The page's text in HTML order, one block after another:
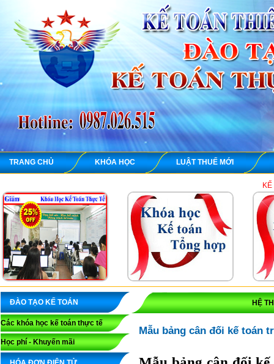
TRANG CHỦ KHÓA HỌC LUẬT THUẾ MỚI
KẾ TOÁN
ĐÀO TẠO KẾ TOÁN
Các khóa học kế toán thực tế
Học phí - Khuyến mãi
HỆ
Mẫu bảng cân đối kế toán